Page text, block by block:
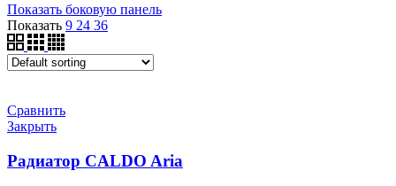
Показать боковую панель
Показать 9 24 36
Сравнить
Закрыть
Радиатор CALDO Aria